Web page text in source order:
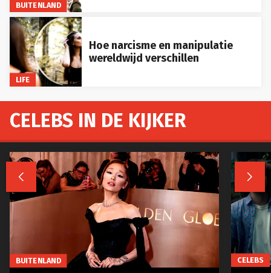
BUITENLAND
LIFE
Hoe narcisme en manipulatie
wereldwijd verschillen
CELEBS IN DE KIJKER
 
BUITENLAND CELEBS